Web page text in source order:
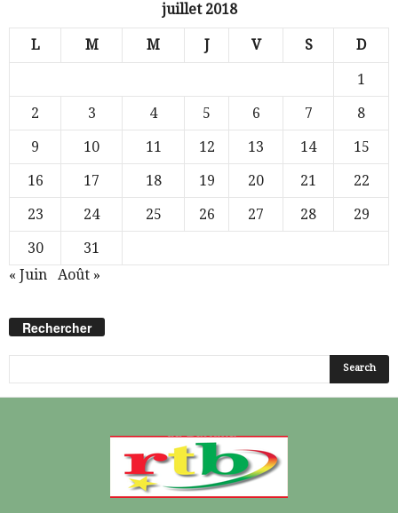
juillet 2018
L M M J V S D
1
2
3 4 5 6 7
8
9
10 11 12 13 14
15
16
17 18 19 20 21
22
23
24 25 26 27 28
29
30
31
« Juin
Août »
Rechercher